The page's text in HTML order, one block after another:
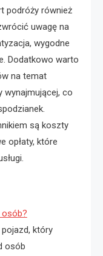
podróży również
uwagę na
wygodne
Dodatkowo warto
na temat
wynajmującej, co
są koszty
opłaty, które
który
osób